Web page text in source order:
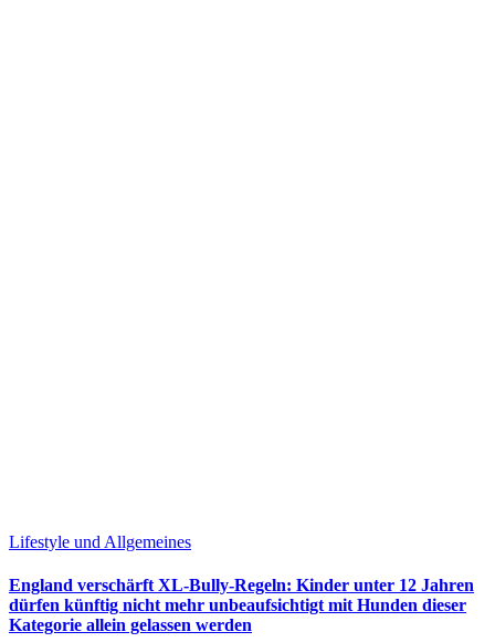
Lifestyle und Allgemeines
England verschärft XL-Bully-Regeln: Kinder unter 12 Jahren
dürfen künftig nicht mehr unbeaufsichtigt mit Hunden dieser
Kategorie allein gelassen werden